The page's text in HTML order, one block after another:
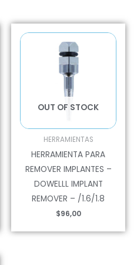
OUT OF STOCK
HERRAMIENTAS
HERRAMIENTA PARA
REMOVER IMPLANTES –
DOWELLL IMPLANT
REMOVER – /1.6/1.8
$96,00